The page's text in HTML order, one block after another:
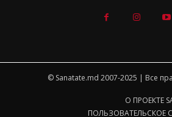
© Sanatate.md 2007-2025 | Все
О ПРОЕКТЕ
ПОЛЬЗОВАТЕЛЬСКОЕ